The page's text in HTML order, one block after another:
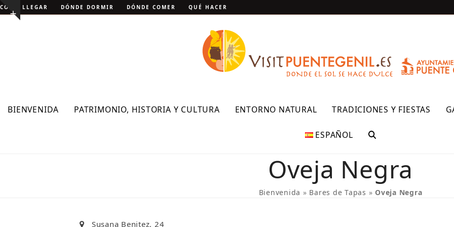
Skip
to Show
CÓMO LLEGAR DÓNDE DORMIR DÓNDE COMER QUÉ HACER
BIENVENIDA PATRIMONIO, HISTORIA Y CULTURA ENTORNO NATURAL TRADICIONES Y FIESTAS
ESPAÑOL
Oveja Negra
Bienvenida » Bares de Tapas » Oveja Negra
Susana Benitez, 24